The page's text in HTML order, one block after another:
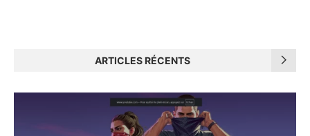
ARTICLES RÉCENTS